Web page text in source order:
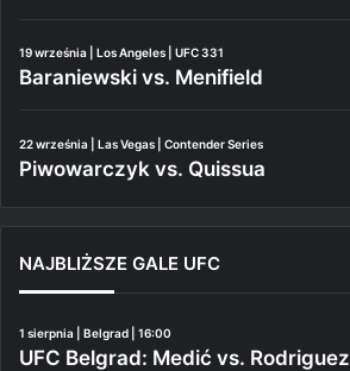
19 września | Los Angeles | UFC 331
Baraniewski vs. Menifield
22 września | Las Vegas | Contender Series
Piwowarczyk vs. Quissua
NAJBLIŻSZE GALE UFC
1 sierpnia | Belgrad | 16:00
UFC Belgrad: Medić vs. Rodriguez